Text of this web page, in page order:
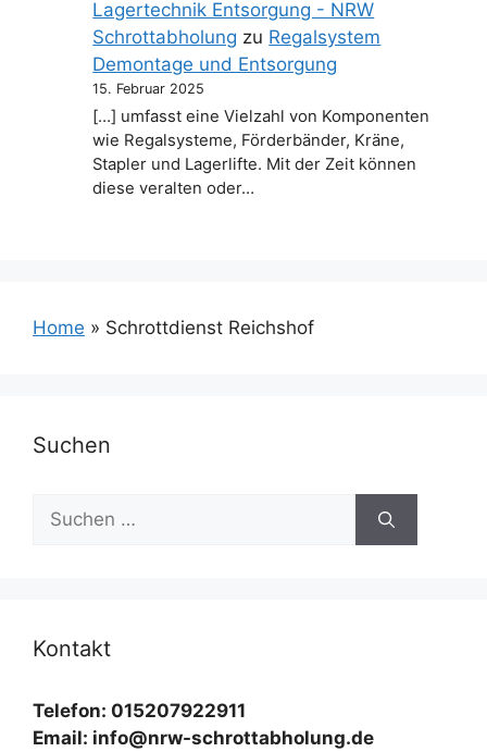
Lagertechnik Entsorgung - NRW
Schrottabholung zu Regalsystem
Demontage und Entsorgung
15. Februar 2025
[…] umfasst eine Vielzahl von Komponenten
wie Regalsysteme, Förderbänder, Kräne,
Stapler und Lagerlifte. Mit der Zeit können
diese veralten oder…
Home » Schrottdienst Reichshof
Suchen
Suchen
nach:
Kontakt
Telefon: 015207922911
Email: info@nrw-schrottabholung.de